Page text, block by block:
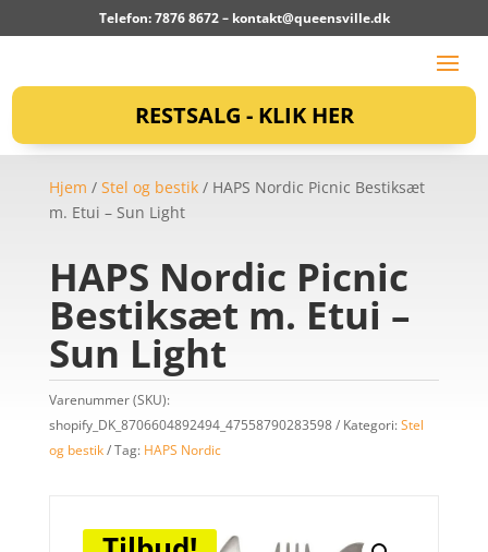
Telefon: 7876 8672 – kontakt@queensville.dk
RESTSALG - KLIK HER
Hjem / Stel og bestik/ HAPS Nordic Picnic Bestiksæt
m. Etui – Sun Light
HAPS Nordic Picnic
Bestiksæt m. Etui –
Sun Light
Varenummer (SKU):
shopify_DK_8706604892494_47558790283598
Kategori:Stel
og bestik
Tag: HAPS Nordic